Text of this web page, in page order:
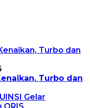
Turbo dan